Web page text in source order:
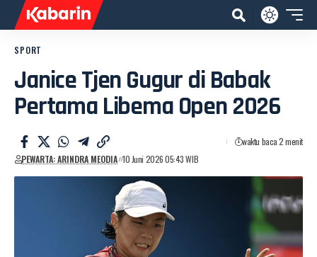
SPORT
Janice Tjen Gugur di Babak
Pertama Libema Open 2026
PEWARTA: ARINDRA MEODIA 10 Juni 2026 05:43 WIB
waktu baca 2 menit